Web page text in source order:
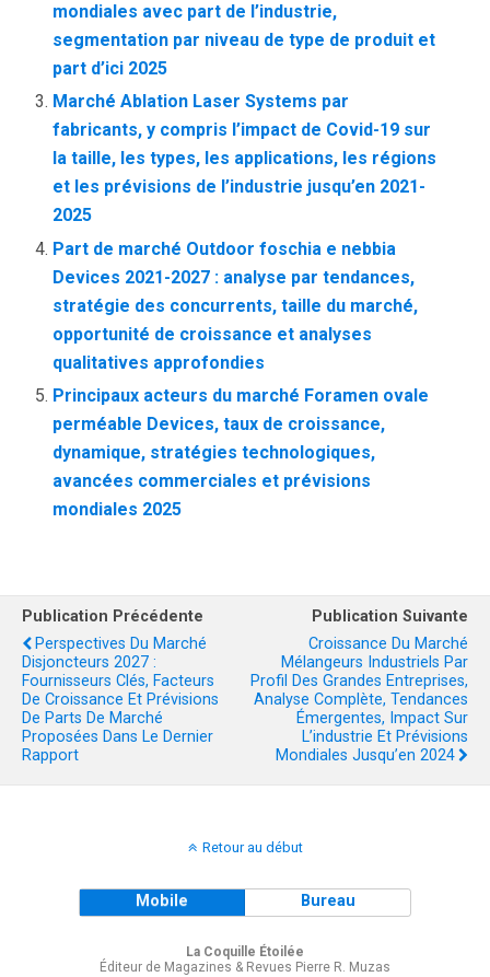
mondiales avec part de l’industrie,
segmentation par niveau de type de produit et
part d’ici 2025
Marché Ablation Laser Systems par
fabricants, y compris l’impact de Covid-19 sur
la taille, les types, les applications, les régions
et les prévisions de l’industrie jusqu’en 2021-
2025
Part de marché Outdoor foschia e nebbia
Devices 2021-2027 : analyse par tendances,
stratégie des concurrents, taille du marché,
opportunité de croissance et analyses
qualitatives approfondies
Principaux acteurs du marché Foramen ovale
perméable Devices, taux de croissance,
dynamique, stratégies technologiques,
avancées commerciales et prévisions
mondiales 2025
Publication Précédente
Perspectives Du Marché
Disjoncteurs 2027 :
Fournisseurs Clés, Facteurs
De Croissance Et Prévisions
De Parts De Marché
Proposées Dans Le Dernier
Rapport
Publication Suivante
Croissance Du Marché
Mélangeurs Industriels Par
Profil Des Grandes Entreprises,
Analyse Complète, Tendances
Émergentes, Impact Sur
L’industrie Et Prévisions
Mondiales Jusqu’en 2024
Retour au début
Mobile Bureau
La Coquille Étoilée
Éditeur de Magazines & Revues Pierre R. Muzas